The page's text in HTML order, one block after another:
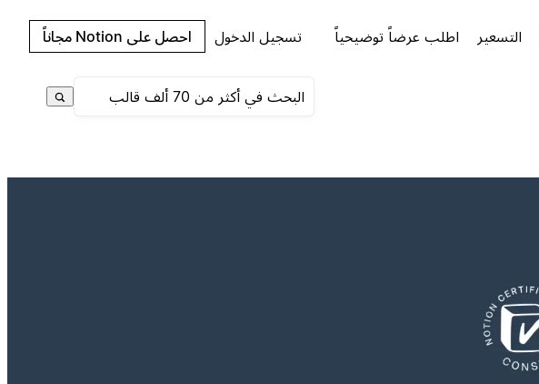
التسعير اطلب عرضاً توضيحياً تسجيل الدخول احصل على Notion مجاناً